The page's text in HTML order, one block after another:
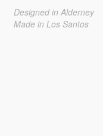
Designed in Alderney
Made in Los Santos